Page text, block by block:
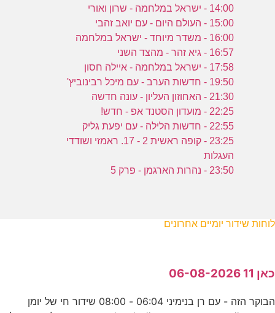
14:00 - ישראל במלחמה - שרון ואורי
15:00 - העולם היום - עם יואב זהבי
16:00 - משדר מיוחד - ישראל במלחמה
16:57 - גיא זהר - מהצד השני
17:58 - ישראל במלחמה - איילה חסון
19:50 - חדשות הערב - עם מיכל רבינוביץ'
21:30 - האחוזון העליון - עונה חדשה
22:25 - מועדון הסטנד אפ - חדש!
22:55 - חדשות הלילה - עם יפעת גליק
23:25 - קופה ראשית 2 - 17. ראמזי ושודדי
העגלות
23:50 - נהרות הארגמן - פרק 5
לוחות שידור יומיים אחרונים
כאן 11 06-08-2026
הבוקר הזה - עם רן בנימיני 06:04 - 08:00 שידור חי של יומן